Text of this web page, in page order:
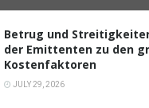
Betrug und
der Emittenten zu den
Kostenfaktoren
JULY 29, 2026